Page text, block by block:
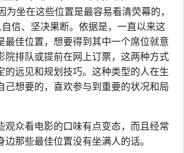
坐在这些位置是最容易看清荧幕的，
信、坚决果断。依据是，一直以来这
最佳位置，想要得到其中一个席位就意
院排队或提前在网上订票，这两种方式
的远见和规划技巧。这种类型的人在生
己想要的，喜欢参与到重要的状况和局
观众看电影的口味有点变态，而且经常
那些最佳位置没有坐满人的话。